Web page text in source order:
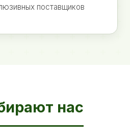
поставщиков
нас